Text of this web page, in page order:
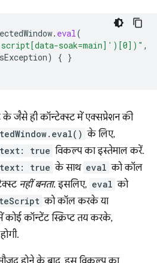
. eval(
soak=main]')[0])" ,
) { }
के जैसे ही कॉन्टेक्स्ट में एक्सप्रेशन की
के लिए,
true विकल्प का इस्तेमाल करें.
true के साथ eval को कॉल
नहीं बनता. इसलिए, eval को
को कॉल करके या
कॉन्टेंट स्क्रिप्ट तय करके,